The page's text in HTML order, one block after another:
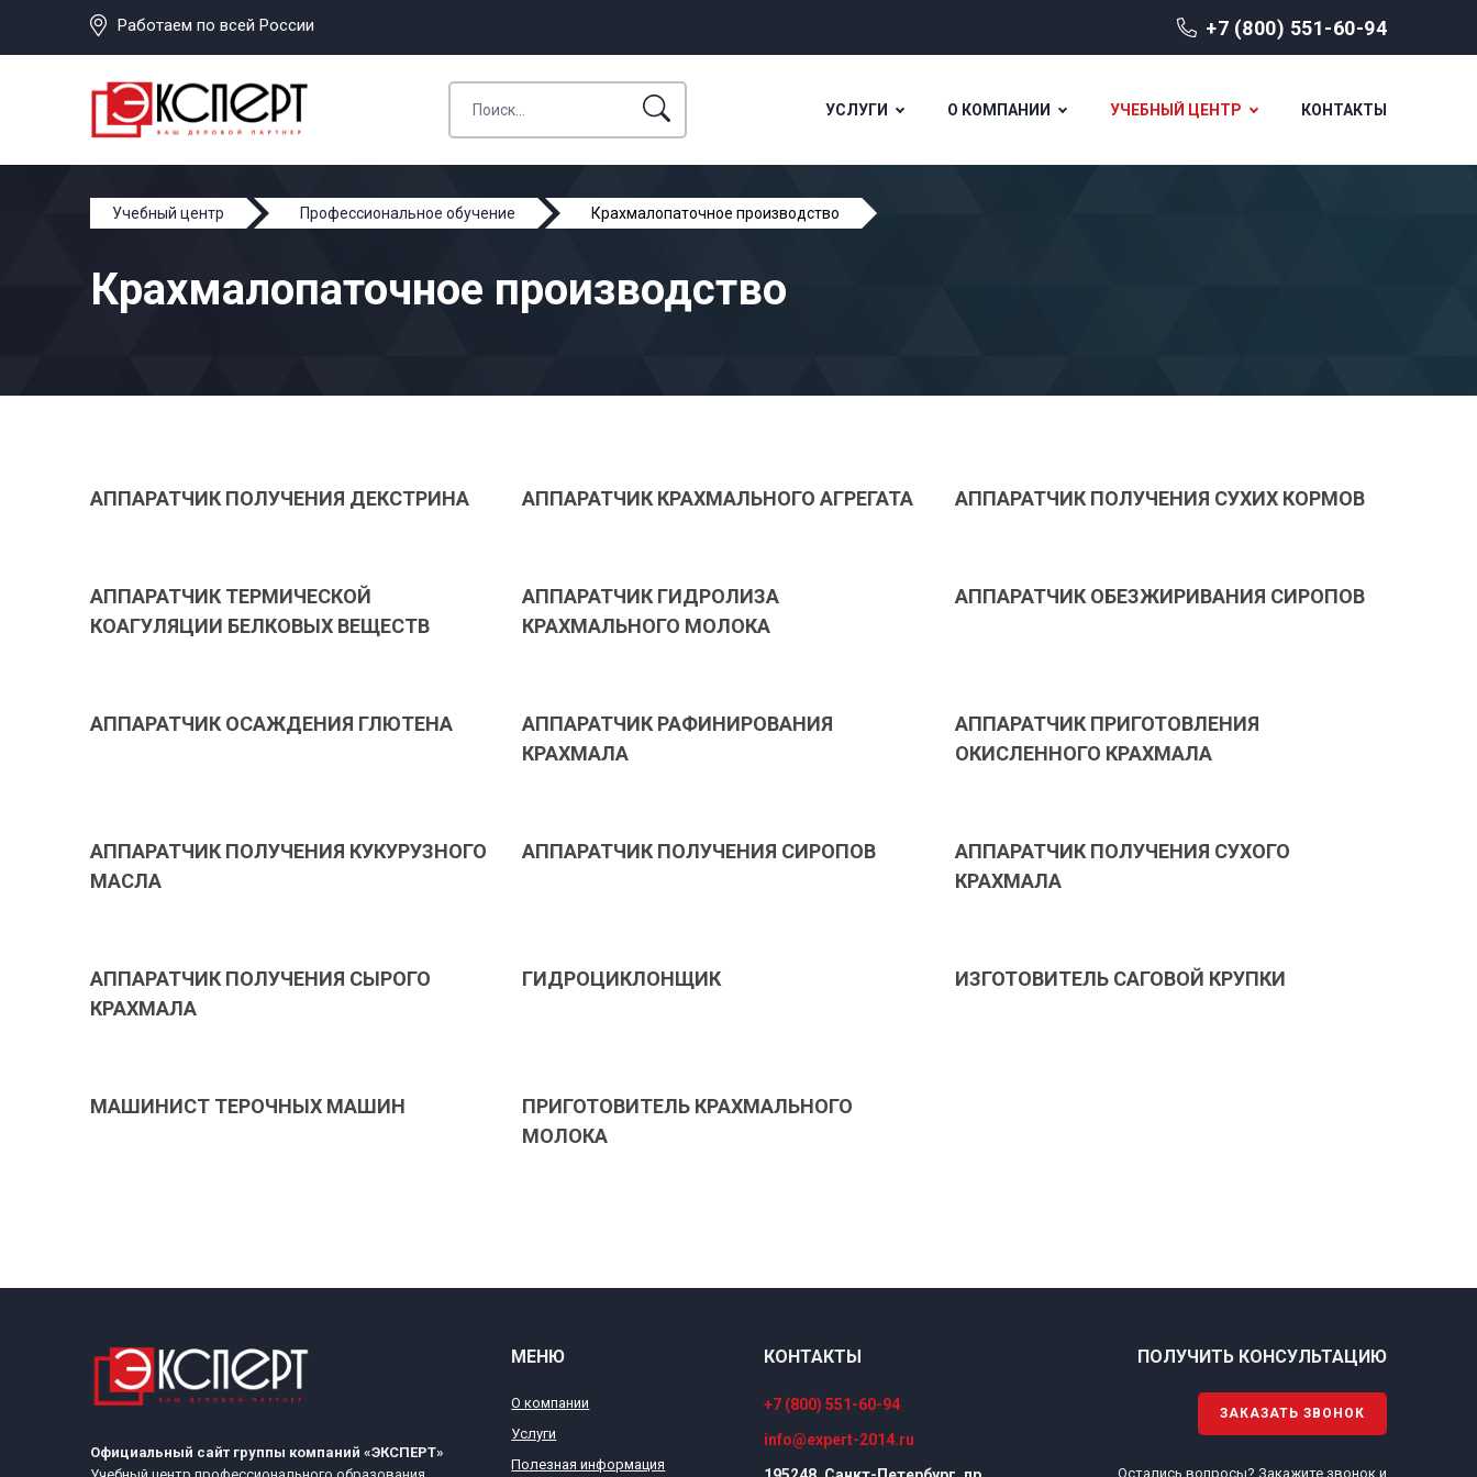
Работаем по всей России +7 (800) 551-60-94
УСЛУГИ О КОМПАНИИ УЧЕБНЫЙ ЦЕНТР КОНТАКТЫ
Учебный центр Профессиональное обучение Крахмалопаточное производство
Крахмалопаточное производство
АППАРАТЧИК ПОЛУЧЕНИЯ ДЕКСТРИНА АППАРАТЧИК КРАХМАЛЬНОГО АГРЕГАТА АППАРАТЧИК ПОЛУЧЕНИЯ СУХИХ КОРМОВ
АППАРАТЧИК ТЕРМИЧЕСКОЙ
КОАГУЛЯЦИИ БЕЛКОВЫХ ВЕЩЕСТВ
АППАРАТЧИК ГИДРОЛИЗА
КРАХМАЛЬНОГО МОЛОКА
АППАРАТЧИК ОБЕЗЖИРИВАНИЯ СИРОПОВ
АППАРАТЧИК ОСАЖДЕНИЯ ГЛЮТЕНА
АППАРАТЧИК РАФИНИРОВАНИЯ
КРАХМАЛА
АППАРАТЧИК ПРИГОТОВЛЕНИЯ
ОКИСЛЕННОГО КРАХМАЛА
АППАРАТЧИК ПОЛУЧЕНИЯ КУКУРУЗНОГО
МАСЛА
АППАРАТЧИК ПОЛУЧЕНИЯ СИРОПОВ
АППАРАТЧИК ПОЛУЧЕНИЯ СУХОГО
КРАХМАЛА
АППАРАТЧИК ПОЛУЧЕНИЯ СЫРОГО
КРАХМАЛА
ГИДРОЦИКЛОНЩИК ИЗГОТОВИТЕЛЬ САГОВОЙ КРУПКИ
МАШИНИСТ ТЕРОЧНЫХ МАШИН
ПРИГОТОВИТЕЛЬ КРАХМАЛЬНОГО
МОЛОКА
Официальный сайт группы компаний «ЭКСПЕРТ»
МЕНЮ
О компании
Услуги
Полезная информация
КОНТАКТЫ
+7 (800) 551-60-94
info@expert-2014.ru
ПОЛУЧИТЬ КОНСУЛЬТАЦИЮ
ЗАКАЗАТЬ ЗВОНОК
Остались вопросы? Закажите звонок и